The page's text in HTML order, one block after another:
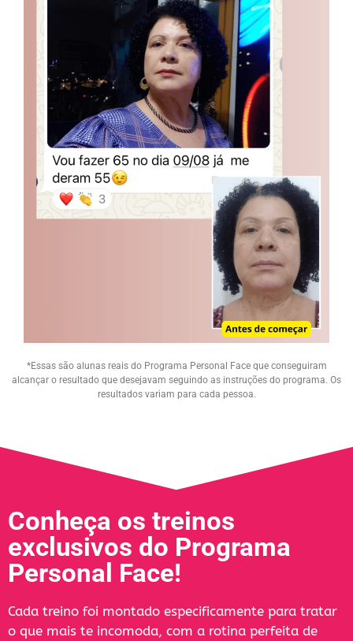
*Essas são alunas reais do Programa Personal Face que conseguiram
alcançar o resultado que desejavam seguindo as instruções do programa. Os
resultados variam para cada pessoa.
Conheça os treinos
exclusivos do Programa
Personal Face!
Cada treino foi montado especificamente para tratar
o que mais te incomoda, com a rotina perfeita de